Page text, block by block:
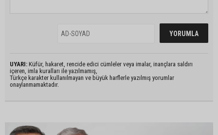
UYARI: Küfür, hakaret, rencide edici cümleler veya imalar, inançlara saldırı
içeren, imla kuralları ile yazılmamış,
Türkçe karakter kullanılmayan ve büyük harflerle yazılmış yorumlar
onaylanmamaktadır.